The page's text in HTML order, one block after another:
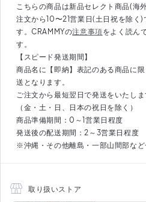
ー
DPB79071
の
数
量
を
減
ら
す
ー
DPB79071
の
量
を
増
や
す
こちらの商品は新品セレクト商品(海
注文から10〜21営業日(土日祝を除く
す。CRAMMYの注意事項をよく読ん
す。
【スピード発送期間】
商品名に【即納】表記のある商品に
送となります。
ご注文から最短翌日で発送をいたしま
（金・土・日、日本の祝日を除く）
商品準備期間：0～1営業日程度
発送後の配送期間：2～3営業日程度
※沖縄・その他離島・一部山間部など
取り扱いストア